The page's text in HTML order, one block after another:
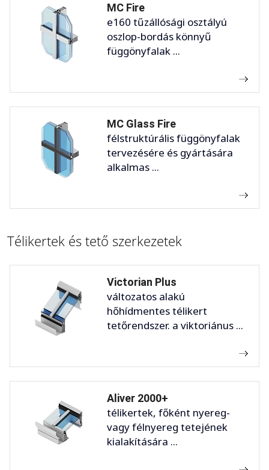
MC Fire
e160 tűzállósági osztályú
oszlop-bordás könnyű
függönyfalak ...
MC Glass Fire
félstruktúrális függönyfalak
tervezésére és gyártására
alkalmas ...
Télikertek és tető szerkezetek
Victorian Plus
változatos alakú
hőhídmentes télikert
tetőrendszer. a viktoriánus ...
Aliver 2000+
télikertek, főként nyereg-
vagy félnyereg tetejének
kialakítására ...